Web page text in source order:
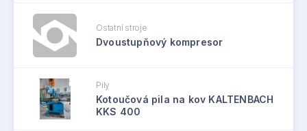
Ostatní stroje
Dvoustupňový kompresor
Pily
Kotoučová pila na kov KALTENBACH
KKS 400